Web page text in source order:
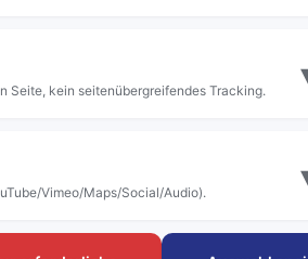
allem die Bezeichnung
Liniennummern werden
Seite, kein seitenübergreifendes Tracking.
Vimeo/Maps/Social/Audio).